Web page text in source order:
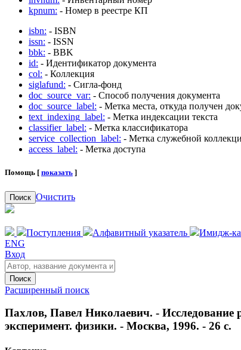
kpnum: - Номер в реестре КП
isbn: - ISBN
issn: - ISSN
bbk: - BBK
id: - Идентификатор документа
col: - Коллекция
siglafund: - Сигла-фонд
doc_source_var: - Способ получения документа
doc_source_label: - Метка места, откуда получен
text_indexing_label: - Метка индексации текста
classifier_label: - Метка классификатора
service_collection_label: - Метка служебной
access_label: - Метка доступа
Помощь [ показать ]
Поиск Очистить
Поступления Алфавитный указатель Имидж-
ENG
Вход
Поиск
Расширенный поиск
Пахлов, Павел Николаевич. - Исследование
эксперимент. физики. - Москва, 1996. - 26 с.